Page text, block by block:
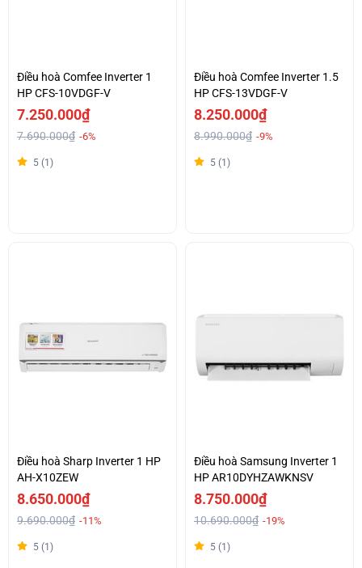
Điều hoà Comfee Inverter 1
HP CFS-10VDGF-V
7.250.000₫
7.690.000₫ -6%
5 (1)
Điều hoà Comfee Inverter 1.5
HP CFS-13VDGF-V
8.250.000₫
8.990.000₫ -9%
5 (1)
Điều hoà Sharp Inverter 1 HP
AH-X10ZEW
8.650.000₫
9.690.000₫ -11%
5 (1)
Điều hoà Samsung Inverter 1
HP AR10DYHZAWKNSV
8.750.000₫
10.690.000₫ -19%
5 (1)